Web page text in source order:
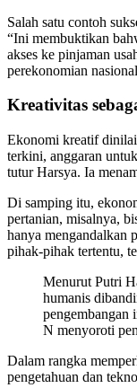
Salah satu contoh
“Ini membuktikan
akses ke pinjaman
perekonomian
Kreativitas
Ekonomi kreatif dinilai
terkini, anggaran
tutur Harsya. Ia
Di samping itu,
pertanian, misalnya,
hanya mengandalkan
pihak-pihak tertentu,
Menurut Putri
humanis
pengembangan
N menyoroti
Dalam rangka
pengetahuan dan